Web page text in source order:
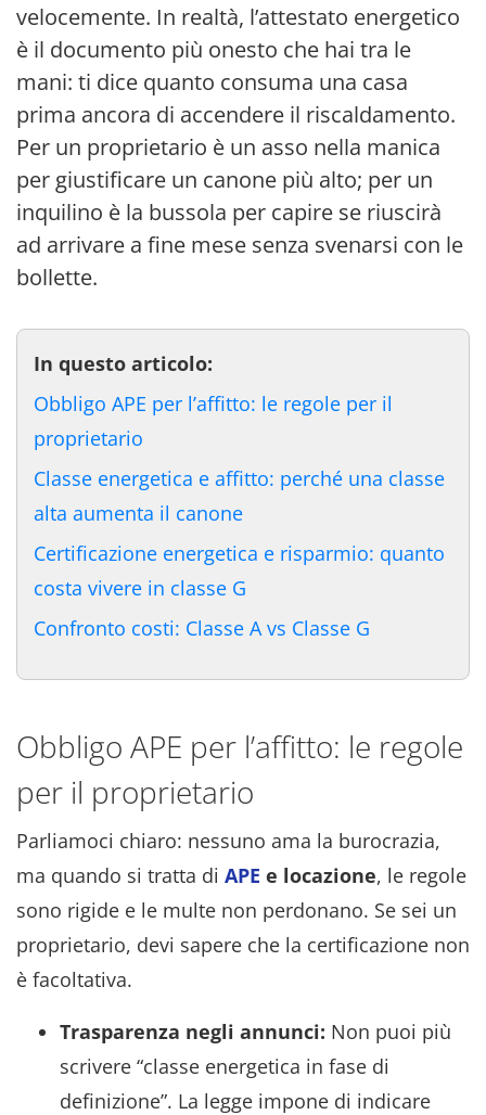
velocemente. In realtà, l’attestato energetico
è il documento più onesto che hai tra le
mani: ti dice quanto consuma una casa
prima ancora di accendere il riscaldamento.
Per un proprietario è un asso nella manica
per giustificare un canone più alto; per un
inquilino è la bussola per capire se riuscirà
ad arrivare a fine mese senza svenarsi con le
bollette.
In questo articolo:
Obbligo APE per l’affitto: le regole per il
proprietario
Classe energetica e affitto: perché una classe
alta aumenta il canone
Certificazione energetica e risparmio: quanto
costa vivere in classe G
Confronto costi: Classe A vs Classe G
Obbligo APE per l’affitto: le regole
per il proprietario
Parliamoci chiaro: nessuno ama la burocrazia,
ma quando si tratta di APE e locazione, le regole
sono rigide e le multe non perdonano. Se sei un
proprietario, devi sapere che la certificazione non
è facoltativa.
Trasparenza negli annunci: Non puoi più
scrivere “classe energetica in fase di
definizione”. La legge impone di indicare